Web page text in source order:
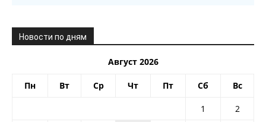
Новости по дням
Август 2026
Пн Вт Ср Чт Пт Сб Вс
1
2